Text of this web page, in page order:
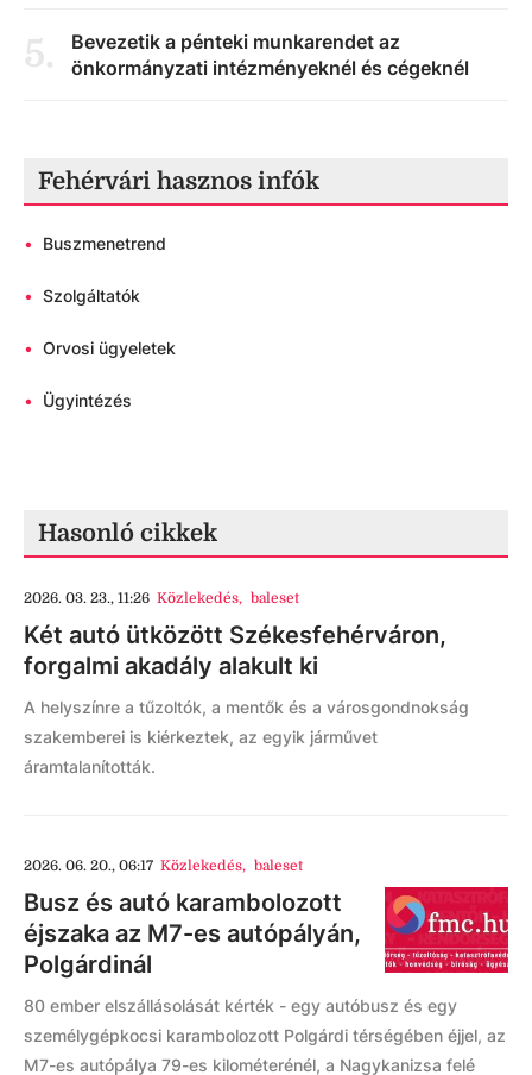
5.
Bevezetik a pénteki munkarendet az
önkormányzati intézményeknél és cégeknél
Fehérvári hasznos infók
• Buszmenetrend
• Szolgáltatók
• Orvosi ügyeletek
• Ügyintézés
Hasonló cikkek
2026. 03. 23., 11:26 Közlekedés, baleset
Két autó ütközött Székesfehérváron,
forgalmi akadály alakult ki
A helyszínre a tűzoltók, a mentők és a városgondnokság
szakemberei is kiérkeztek, az egyik járművet
áramtalanították.
2026. 06. 20., 06:17 Közlekedés, baleset
Busz és autó karambolozott
éjszaka az M7-es autópályán,
Polgárdinál
80 ember elszállásolását kérték - egy autóbusz és egy
személygépkocsi karambolozott Polgárdi térségében éjjel, az
M7-es autópálya 79-es kilométerénél, a Nagykanizsa felé